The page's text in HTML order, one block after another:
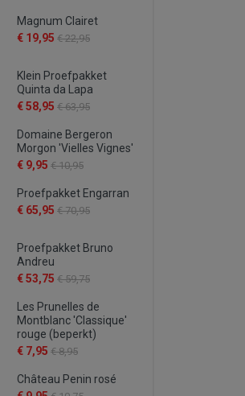
Magnum Clairet
€ 19,95 € 22,95
Klein Proefpakket
Quinta da Lapa
€ 58,95 € 63,95
Domaine Bergeron
Morgon 'Vielles Vignes'
€ 9,95 € 10,95
Proefpakket Engarran
€ 65,95 € 70,95
Proefpakket Bruno
Andreu
€ 53,75 € 59,75
Les Prunelles de
Montblanc 'Classique'
rouge (beperkt)
€ 7,95 € 8,95
Château Penin rosé